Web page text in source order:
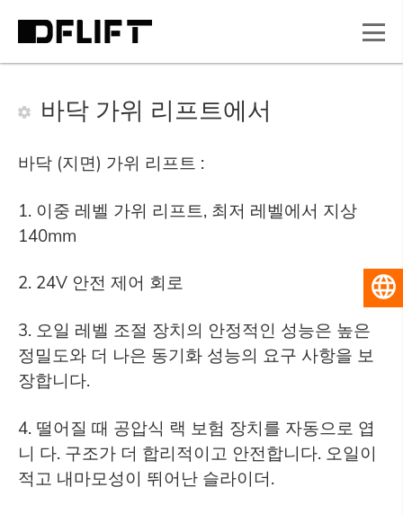
바닥 가위 리프트에서
바닥 (지면) 가위 리프트 :
1. 이중 레벨 가위 리프트, 최저 레벨에서 지상
140mm
2. 24V 안전 제어 회로
3. 오일 레벨 조절 장치의 안정적인 성능은 높은
정밀도와 더 나은 동기화 성능의 요구 사항을 보
장합니다.
4. 떨어질 때 공압식 랙 보험 장치를 자동으로 엽
니 다. 구조가 더 합리적이고 안전합니다. 오일이
적고 내마모성이 뛰어난 슬라이더.
한국어